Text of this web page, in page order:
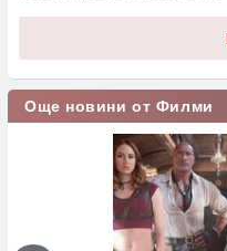
Още новини от Филми